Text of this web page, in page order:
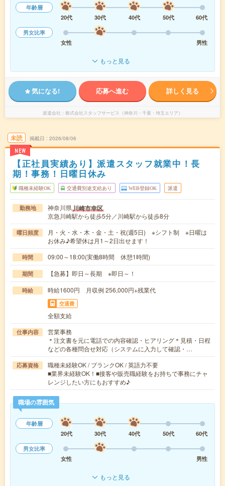
年齢層
20代
30代 40代 50代
60代
男女比率
女性
男性
もっと見る
気になる! 応募へ進む 詳しく見る
派遣会社 株式会社スタッフサービス（神奈川・千葉・埼玉エリア）
未読
NEW
掲載日 2026/08/06
【正社員実績あり】派遣スタッフ就業中！長
期！事務！日曜日休み
職種未経験OK 交通費別途支給あり WEB登録OK 派遣
勤務地 神奈川県川崎市幸区
京急川崎駅から徒歩5分／川崎駅から徒歩8分
曜日頻度
月・火・水・木・金・土・祝(週5日) ※シフト制 ※日曜は
お休み♪希望休は月1～2日出せます！
時間 09:00～18:00(実働8時間 休憩1時間)
期間 【急募】即日～長期 ※即日～！
時給 時給1600円 月収例 256,000円+残業代
交通費
全額支給
仕事内容
営業事務
＊注文書を元に電話での内容確認・ヒアリング＊見積・日程
などの各種問合せ対応（システムに入力して確認・…
応募資格
職種未経験OK / ブランクOK / 英語力不要
■業界未経験OK！■接客や販売職経験をお持ちで事務にチャ
レンジしたい方にもおすすめ♪
職場の雰囲気
年齢層
20代
30代 40代 50代
60代
男女比率
女性
男性
もっと見る